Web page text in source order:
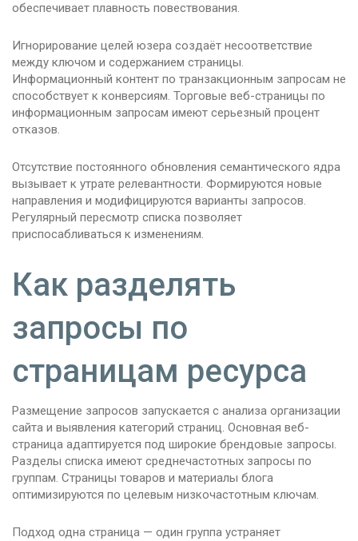
обеспечивает плавность повествования.
Игнорирование целей юзера создаёт несоответствие
между ключом и содержанием страницы.
Информационный контент по транзакционным запросам не
способствует к конверсиям. Торговые веб-страницы по
информационным запросам имеют серьезный процент
отказов.
Отсутствие постоянного обновления семантического ядра
вызывает к утрате релевантности. Формируются новые
направления и модифицируются варианты запросов.
Регулярный пересмотр списка позволяет
приспосабливаться к изменениям.
Как разделять
запросы по
страницам ресурса
Размещение запросов запускается с анализа организации
сайта и выявления категорий страниц. Основная веб-
страница адаптируется под широкие брендовые запросы.
Разделы списка имеют среднечастотных запросы по
группам. Страницы товаров и материалы блога
оптимизируются по целевым низкочастотным ключам.
Подход одна страница — один группа устраняет